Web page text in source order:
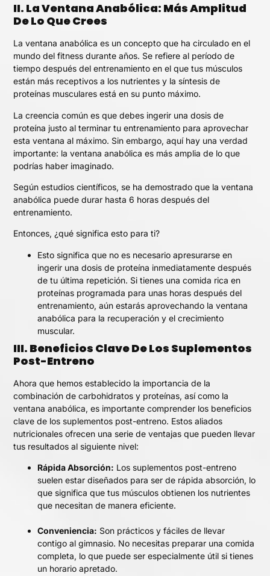
II. La Ventana Anabólica: Más Amplitud
De Lo Que Crees
La ventana anabólica es un concepto que ha circulado en el
mundo del fitness durante años. Se refiere al período de
tiempo después del entrenamiento en el que tus músculos
están más receptivos a los nutrientes y la síntesis de
proteínas musculares está en su punto máximo.
La creencia común es que debes ingerir una dosis de
proteína justo al terminar tu entrenamiento para aprovechar
esta ventana al máximo. Sin embargo, aquí hay una verdad
importante: la ventana anabólica es más amplia de lo que
podrías haber imaginado.
Según estudios científicos, se ha demostrado que la ventana
anabólica puede durar hasta 6 horas después del
entrenamiento.
Entonces, ¿qué significa esto para ti?
Esto significa que no es necesario apresurarse en
ingerir una dosis de proteína inmediatamente después
de tu última repetición. Si tienes una comida rica en
proteínas programada para unas horas después del
entrenamiento, aún estarás aprovechando la ventana
anabólica para la recuperación y el crecimiento
muscular.
III. Beneficios Clave De Los Suplementos
Post-Entreno
Ahora que hemos establecido la importancia de la
combinación de carbohidratos y proteínas, así como la
ventana anabólica, es importante comprender los beneficios
clave de los suplementos post-entreno. Estos aliados
nutricionales ofrecen una serie de ventajas que pueden llevar
tus resultados al siguiente nivel:
Rápida Absorción: Los suplementos post-entreno
suelen estar diseñados para ser de rápida absorción, lo
que significa que tus músculos obtienen los nutrientes
que necesitan de manera eficiente.
Conveniencia: Son prácticos y fáciles de llevar
contigo al gimnasio. No necesitas preparar una comida
completa, lo que puede ser especialmente útil si tienes
un horario apretado.